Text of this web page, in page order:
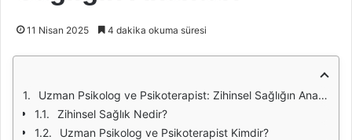
11 Nisan 2025 4 dakika okuma süresi
Uzman Psikolog ve Psikoterapist: Zihinsel Sağlığın Anahtarı
Zihinsel Sağlık Nedir?
Uzman Psikolog ve Psikoterapist Kimdir?